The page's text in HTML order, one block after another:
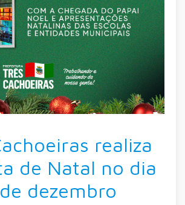
realiza
de Natal no dia
dezembro